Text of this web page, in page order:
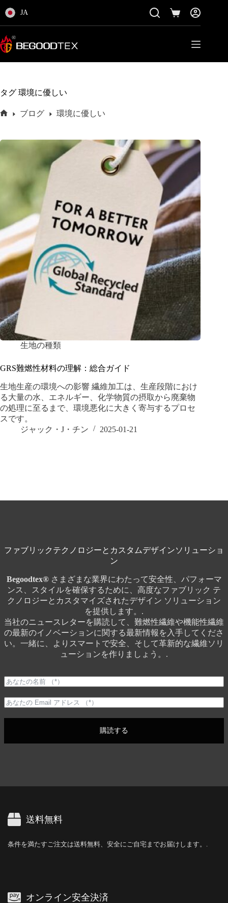
ン
テ
ン
ツ
ッ
JA
シ
ョ
タグ 環境に優しい
ム
ブログ 環境に優しい
生地の種類
GRS難燃性材料の理解：総合ガイド
生地生産の環境への影響 繊維加工は、生産段階におけ
る大量の水、エネルギー、化学物質の摂取から廃棄物
の処理に至るまで、環境悪化に大きく寄与するプロセ
スです。
ジャック・J・チン
2025-01-21
ファブリックテクノロジーとカスタムデザインソリューショ
ン
Begoodtex®さまざまな業界にわたって安全性、パフォーマ
ンス、スタイルを確保するために、高度なファブリック テ
クノロジーとカスタマイズされたデザイン ソリューション
を提供します。.
当社のニュースレターを購読して、難燃性繊維や機能性繊維
の最新のイノベーションに関する最新情報を入手してくださ
い。一緒に、よりスマートで安全、そして革新的な繊維ソリ
ューションを作りましょう。.
購読する
送料無料
条件を満たすご注文は送料無料、安全にご自宅までお届けします。.
オンライン安全決済